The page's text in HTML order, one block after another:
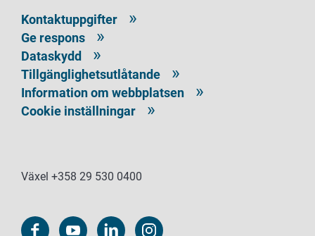
Kontaktuppgifter
Ge respons
Dataskydd
Tillgänglighetsutlåtande
Information om webbplatsen
Cookie inställningar
Växel +358 29 530 0400